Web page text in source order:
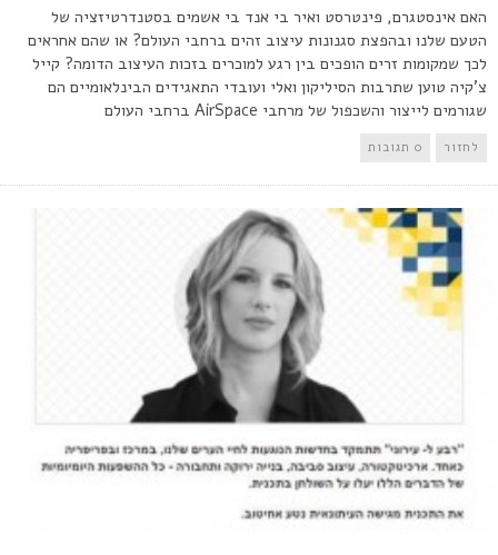
האם אינסטגרם, פינטרסט ואיר בי אנד בי אשמים בסטנדרטיזציה של
הטעם שלנו ובהפצת סגנונות עיצוב זהים ברחבי העולם? או שהם אחראים
לכך שמקומות זרים הופכים בין רגע למוכרים בזכות העיצוב הדומה? קייל
צ'קיה טוען שתרבות הסיליקון ואלי ועובדי התאגידים הבינלאומיים הם
שגורמים לייצור והשכפול של מרחבי AirSpace ברחבי העולם
לחזור 0 תגובות